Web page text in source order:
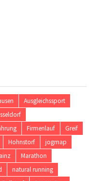
Ausgleichssport
Firmenlauf
Greif
Hohnstorf
jogmap
Marathon
natural running